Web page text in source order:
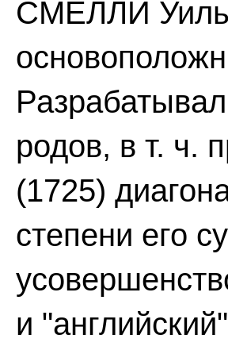
СМЕЛЛИ
родов, в т. ч.
(1725)
степени его
и